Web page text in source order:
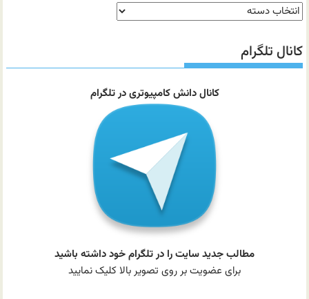
دسته‌بندی
مطالب
سایت
کانال تلگرام
کانال دانش کامپیوتری در تلگرام
مطالب جدید سایت را در تلگرام خود داشته باشید
برای عضویت بر روی تصویر بالا کلیک نمایید